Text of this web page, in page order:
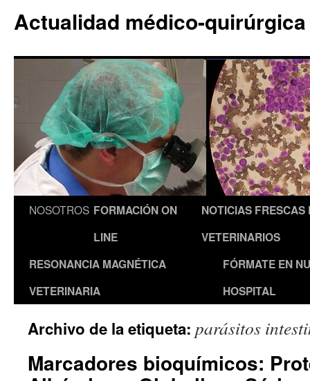
Actualidad médico-
NOSOTROS FORMACIÓN ON
LINE
NOTICIAS FRESCAS
VETERINARIOS
RESONANCIA MAGNÉTICA
VETERINARIA
FÓRMATE EN
HOSPITAL
Archivo de la etiqueta: parásitos
Marcadores bioquímicos: